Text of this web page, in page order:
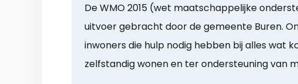
De WMO 2015 (wet maatschappelijke
uitvoer gebracht door de gemeente Buren.
inwoners die hulp nodig hebben bij alles wat
zelfstandig wonen en ter ondersteuning van